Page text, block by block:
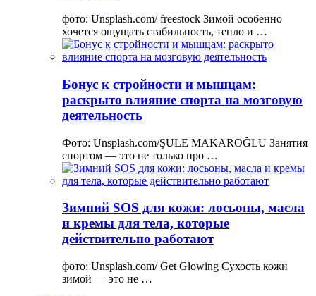
фото: Unsplash.com/ freestock Зимой особенно
хочется ощущать стабильность, тепло и …
Бонус к стройности и мышцам:
раскрыто влияние спорта на мозговую
деятельность
Фото: Unsplash.com/ŞULE MAKAROĞLU Занятия
спортом — это не только про …
Зимний SOS для кожи: лосьоны, масла
и кремы для тела, которые
действительно работают
фото: Unsplash.com/ Get Glowing Сухость кожи
зимой — это не …